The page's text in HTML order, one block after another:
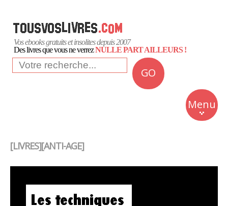
Vos ebooks gratuits et insolites depuis 2007
Des livres que vous ne verrezNULLE PART AILLEURS !
GO
Menu
Insolite
Business
[LIVRES][ANTI-AGE]